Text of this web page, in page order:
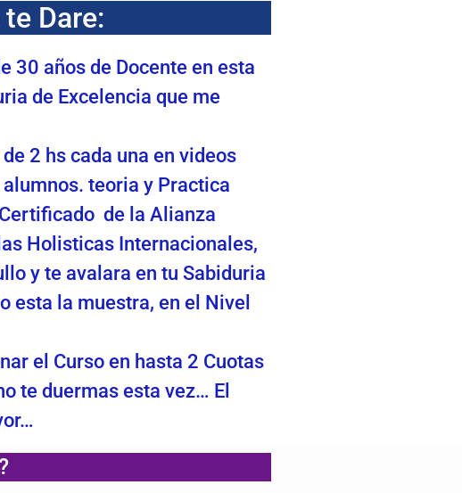
te Dare:
30 años de Docente en esta
de Excelencia que me
2 hs cada una en videos
teoria y Practica
de la Alianza
Holisticas Internacionales,
y te avalara en tu Sabiduria
esta la muestra, en el Nivel
el Curso en hasta 2 Cuotas
te duermas esta vez… El